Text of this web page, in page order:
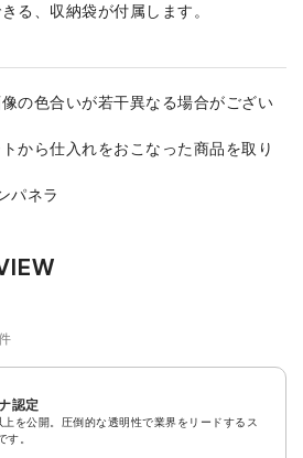
る、収納袋が付属します。
の色合いが若干異なる場合がござい
から仕入れをおこなった商品を取り
パネラ
認定
上を公開。圧倒的な透明性で業界をリードするス
す。